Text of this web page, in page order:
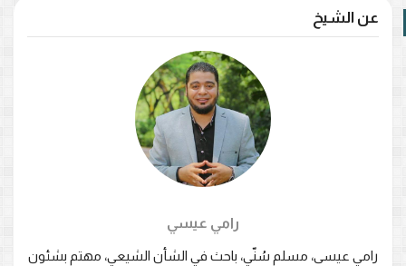
عن الشيخ
رامي عيسي
رامي عيسى، مسلم سُنّي، باحث في الشأن الشيعي، مهتم بشئون